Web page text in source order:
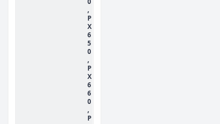
,
P
X
6
5
0
,
P
X
6
6
0
,
P